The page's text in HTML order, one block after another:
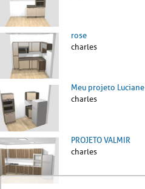
rose
charles
Meu projeto Luciane
charles
PROJETO VALMIR
charles